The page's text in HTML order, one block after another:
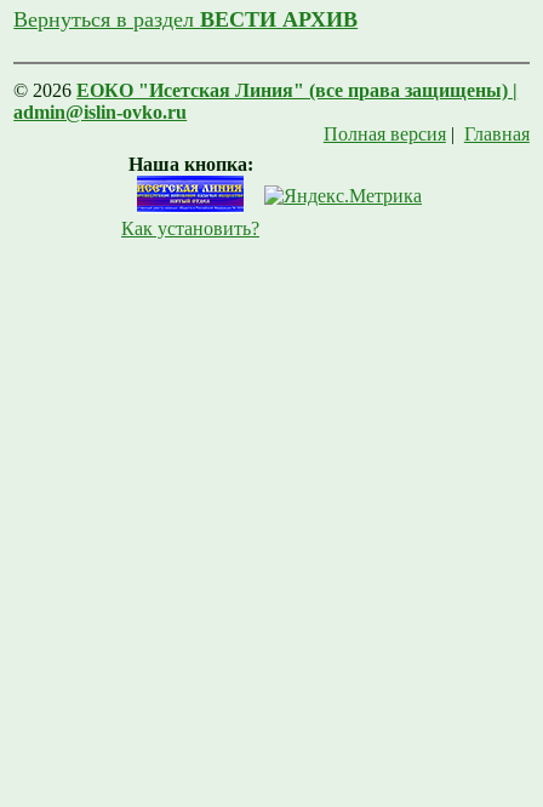
Вернуться в разделВЕСТИ АРХИВ
© 2026ЕОКО "Исетская Линия" (все права защищены) |
admin@islin-ovko.ru
Полная версия| Главная
Наша кнопка:
Как установить?